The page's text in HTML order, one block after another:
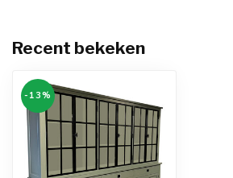
Recent bekeken
-13%